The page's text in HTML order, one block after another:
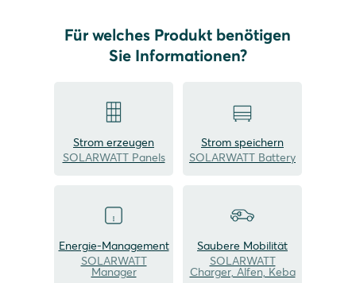
Für welches Produkt benötigen
Sie Informationen?
Strom erzeugen
SOLARWATT Panels
Strom speichern
SOLARWATT Battery
Energie-Management
SOLARWATT
Manager
Saubere Mobilität
SOLARWATT
Charger, Alfen, Keba